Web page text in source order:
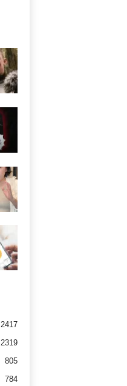
2417
2319
805
784